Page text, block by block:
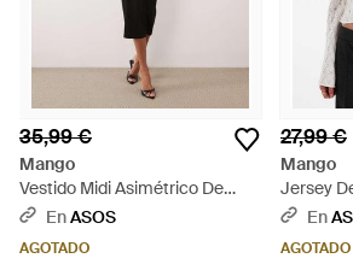
35,99 €
Mango
Vestido Midi Asimétrico De
Manga Corta De - Neutro
EnASOS
AGOTADO
27,99 €
Mango
Jersey
De En
AGOTADO